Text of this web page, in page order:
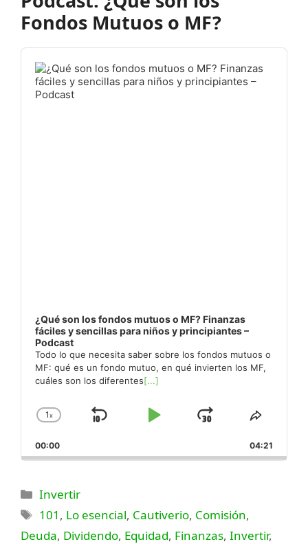
Fondos Mutuos o MF?
Audio
Player
¿Qué son los fondos mutuos o MF? Finanzas
fáciles y sencillas para niños y principiantes –
Podcast
Todo lo que necesita saber sobre los fondos mutuos o
MF: qué es un fondo mutuo, en qué invierten los MF,
cuáles son los diferentes[...]
Cambiar
velocidad
de
1x
Saltar
atrás
Reproducir
Saltar
hacia
adelante
00:00 04:21
Categorías
Invertir
Etiquetas
101 , Lo esencial, Cautiverio, Comisión,
Deuda, Dividendo, Equidad, Finanzas, Invertir,